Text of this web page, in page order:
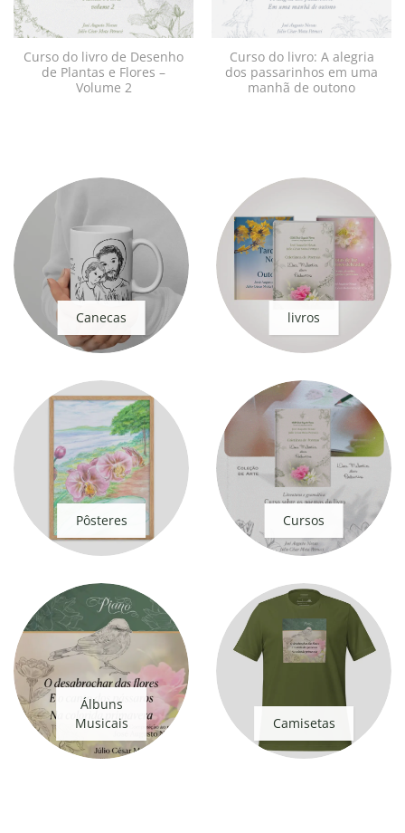
Curso do livro de Desenho
de Plantas e Flores –
Volume 2
Curso do livro: A alegria
dos passarinhos em uma
manhã de outono
Canecas livros
Pôsteres Cursos
Álbuns
Musicais
Camisetas